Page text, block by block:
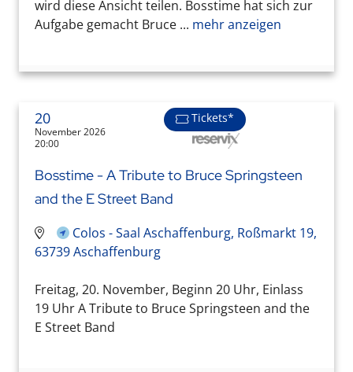
wird diese Ansicht teilen. Bosstime hat sich zur
Aufgabe gemacht Bruce ... mehr anzeigen
20
November 2026
20:00
Tickets*
Bosstime - A Tribute to Bruce Springsteen
and the E Street Band
Colos - Saal Aschaffenburg, Roßmarkt 19,
63739 Aschaffenburg
Freitag, 20. November, Beginn 20 Uhr, Einlass
19 Uhr A Tribute to Bruce Springsteen and the
E Street Band